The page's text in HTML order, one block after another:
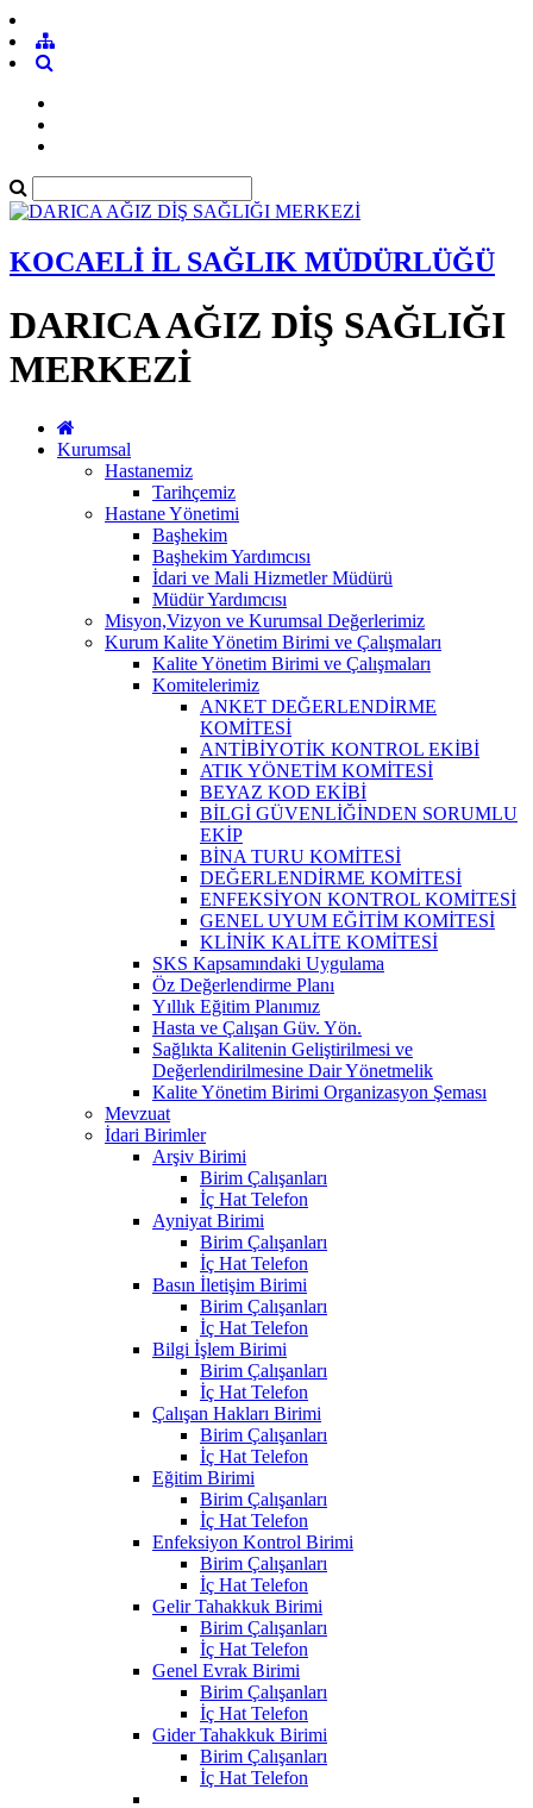
KOCAELİ İL SAĞLIK MÜDÜRLÜĞÜ
DARICA AĞIZ DİŞ SAĞLIĞI
MERKEZİ
Kurumsal
Hastanemiz
Tarihçemiz
Hastane Yönetimi
Başhekim
Başhekim Yardımcısı
İdari ve Mali Hizmetler Müdürü
Müdür Yardımcısı
Misyon,Vizyon ve Kurumsal Değerlerimiz
Kurum Kalite Yönetim Birimi ve Çalışmaları
Kalite Yönetim Birimi ve Çalışmaları
Komitelerimiz
ANKET DEĞERLENDİRME
KOMİTESİ
ANTİBİYOTİK KONTROL EKİBİ
ATIK YÖNETİM KOMİTESİ
BEYAZ KOD EKİBİ
BİLGİ GÜVENLİĞİNDEN SORUMLU
EKİP
BİNA TURU KOMİTESİ
DEĞERLENDİRME KOMİTESİ
ENFEKSİYON KONTROL KOMİTESİ
GENEL UYUM EĞİTİM KOMİTESİ
KLİNİK KALİTE KOMİTESİ
SKS Kapsamındaki Uygulama
Öz Değerlendirme Planı
Yıllık Eğitim Planımız
Hasta ve Çalışan Güv. Yön.
Sağlıkta Kalitenin Geliştirilmesi ve
Değerlendirilmesine Dair Yönetmelik
Kalite Yönetim Birimi Organizasyon Şeması
Mevzuat
İdari Birimler
Arşiv Birimi
Birim Çalışanları
İç Hat Telefon
Ayniyat Birimi
Birim Çalışanları
İç Hat Telefon
Basın İletişim Birimi
Birim Çalışanları
İç Hat Telefon
Bilgi İşlem Birimi
Birim Çalışanları
İç Hat Telefon
Çalışan Hakları Birimi
Birim Çalışanları
İç Hat Telefon
Eğitim Birimi
Birim Çalışanları
İç Hat Telefon
Enfeksiyon Kontrol Birimi
Birim Çalışanları
İç Hat Telefon
Gelir Tahakkuk Birimi
Birim Çalışanları
İç Hat Telefon
Genel Evrak Birimi
Birim Çalışanları
İç Hat Telefon
Gider Tahakkuk Birimi
Birim Çalışanları
İç Hat Telefon